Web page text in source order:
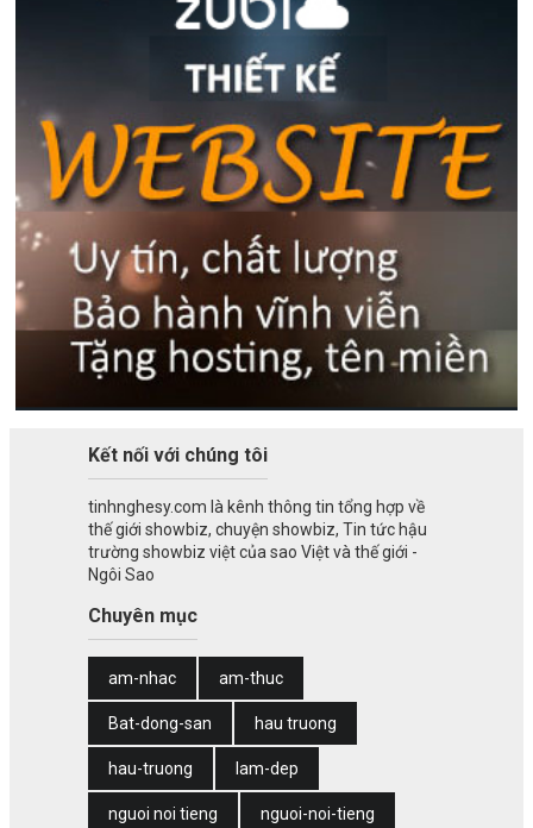
Kết nối với chúng tôi
tinhnghesy.com là kênh thông tin tổng hợp về
thế giới showbiz, chuyện showbiz, Tin tức hậu
trường showbiz việt của sao Việt và thế giới -
Ngôi Sao
Chuyên mục
am-nhac am-thuc
Bat-dong-san hau truong
hau-truong lam-dep
nguoi noi tieng nguoi-noi-tieng